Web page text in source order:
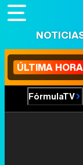
ÚLTIMA HORA
FórmulaTV